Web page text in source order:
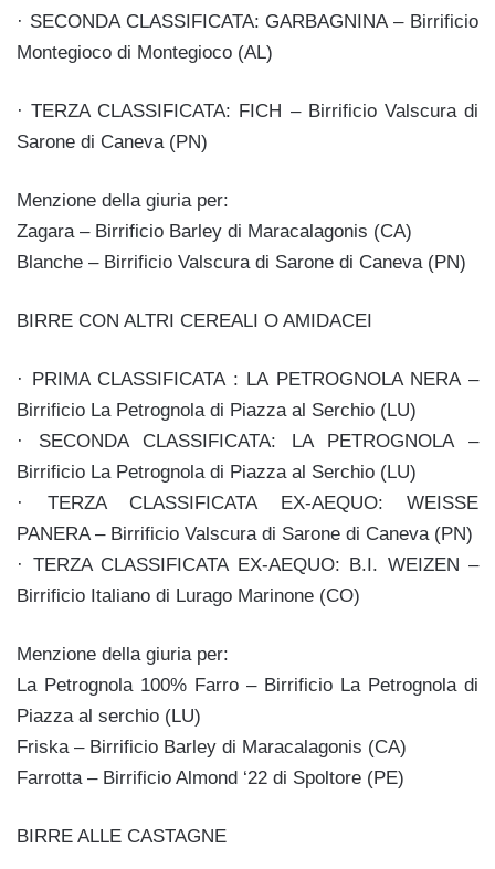
· SECONDA CLASSIFICATA: GARBAGNINA – Birrificio
Montegioco di Montegioco (AL)
· TERZA CLASSIFICATA: FICH – Birrificio Valscura di
Sarone di Caneva (PN)
Menzione della giuria per:
Zagara – Birrificio Barley di Maracalagonis (CA)
Blanche – Birrificio Valscura di Sarone di Caneva (PN)
BIRRE CON ALTRI CEREALI O AMIDACEI
· PRIMA CLASSIFICATA : LA PETROGNOLA NERA –
Birrificio La Petrognola di Piazza al Serchio (LU)
· SECONDA CLASSIFICATA: LA PETROGNOLA –
Birrificio La Petrognola di Piazza al Serchio (LU)
· TERZA CLASSIFICATA EX-AEQUO: WEISSE
PANERA – Birrificio Valscura di Sarone di Caneva (PN)
· TERZA CLASSIFICATA EX-AEQUO: B.I. WEIZEN –
Birrificio Italiano di Lurago Marinone (CO)
Menzione della giuria per:
La Petrognola 100% Farro – Birrificio La Petrognola di
Piazza al serchio (LU)
Friska – Birrificio Barley di Maracalagonis (CA)
Farrotta – Birrificio Almond ‘22 di Spoltore (PE)
BIRRE ALLE CASTAGNE